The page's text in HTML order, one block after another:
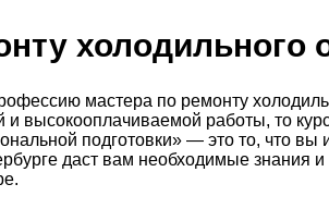
холодильного
мастера по ремонту
и высокооплачиваемой работы, то
подготовки» — это то, что вы
даст вам необходимые знания